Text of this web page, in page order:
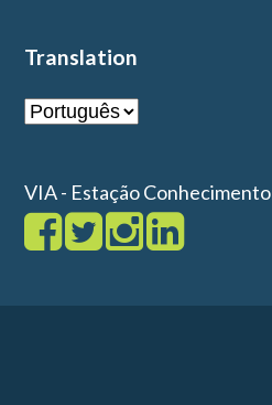
Translation
VIA - Estação Conhecimento